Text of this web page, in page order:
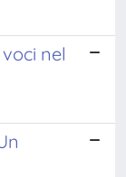
nel